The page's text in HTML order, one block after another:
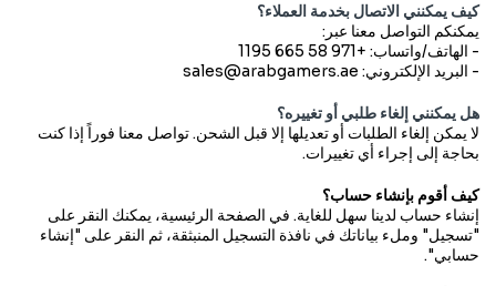
كيف يمكنني الاتصال بخدمة العملاء؟
يمكنكم التواصل معنا عبر:
- الهاتف/واتساب: +971 58 665 1195
- البريد الإلكتروني: sales@arabgamers.ae
هل يمكنني إلغاء طلبي أو تغييره؟
لا يمكن إلغاء الطلبات أو تعديلها إلا قبل الشحن.تواصل معنا فوراً إذا كنت
بحاجة إلى إجراء أي تغييرات.
كيف أقوم بإنشاء حساب؟
إنشاء حساب لدينا سهل للغاية. في الصفحة الرئيسية، يمكنك النقر على
"تسجيل" وملء بياناتك في نافذة التسجيل المنبثقة، ثم النقر على "إنشاء
حسابي".